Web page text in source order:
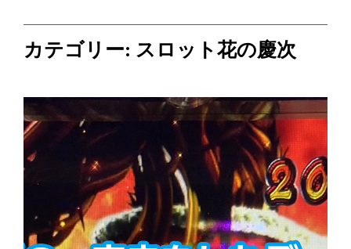
カテゴリー: スロット花の慶次